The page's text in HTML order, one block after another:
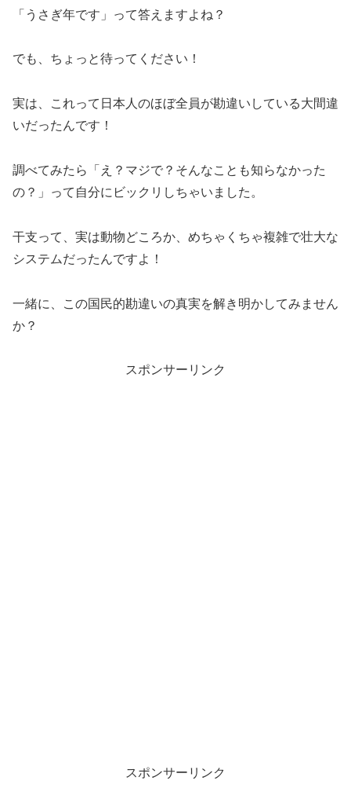
「うさぎ年です」って答えますよね？
でも、ちょっと待ってください！
実は、これって日本人のほぼ全員が勘違いしている大間違
いだったんです！
調べてみたら「え？マジで？そんなことも知らなかった
の？」って自分にビックリしちゃいました。
干支って、実は動物どころか、めちゃくちゃ複雑で壮大な
システムだったんですよ！
一緒に、この国民的勘違いの真実を解き明かしてみません
か？
スポンサーリンク
スポンサーリンク